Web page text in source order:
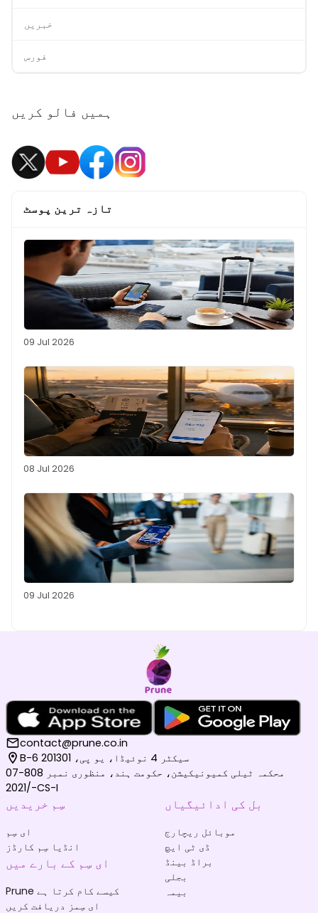
خبریں
فورس
ہمیں فالو کریں
تازہ ترین پوسٹ
09 Jul 2026
08 Jul 2026
09 Jul 2026
contact@prune.co.in
B-6 سیکٹر 4 نوئیڈا، یو پی، 201301
محکمہ ٹیلی کمیونیکیشن، حکومت ہند، منظوری نمبر 808-07
/2021-CS-I
سِم خریدیں
ای سِم
انڈیا سِم کارڈز
ای سِم کے بارے میں
Prune کیسے کام کرتا ہے
ای سِمز دریافت کریں
بل کی ادائیگیاں
موبائل ریچارج
ڈی ٹی ایچ
براڈ بینڈ
بجلی
بیمہ